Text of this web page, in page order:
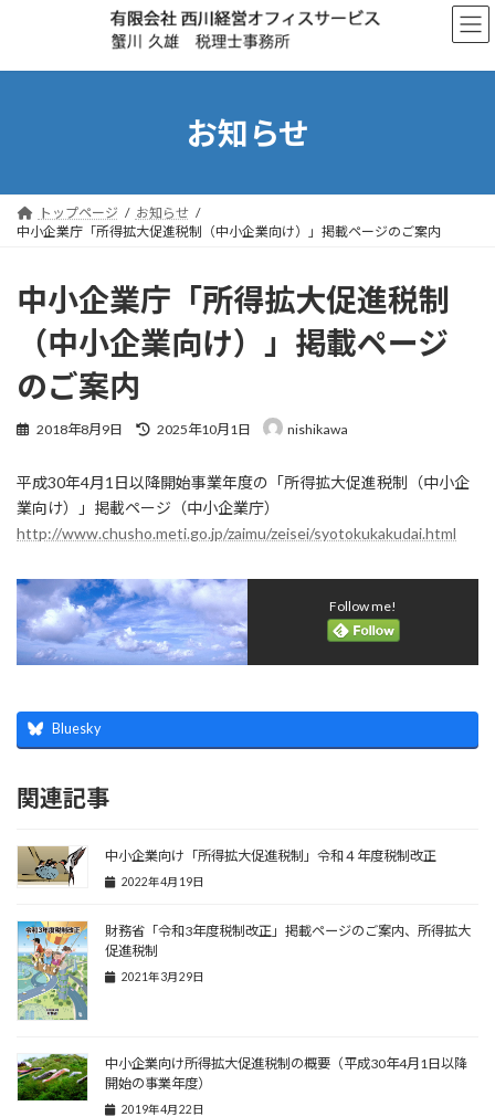
ン
ー
お知らせ
トップページ
お知らせ
中小企業庁「所得拡大促進税制（中小企業向け）」掲載ページのご案内
中小企業庁「所得拡大促進税制
（中小企業向け）」掲載ページ
のご案内
2018年8月9日
最
新
日
:
2025年10月1日 nishikawa
平成30年4月1日以降開始事業年度の「所得拡大促進税制（中小企
業向け）」掲載ページ（中小企業庁）
http://www.chusho.meti.go.jp/zaimu/zeisei/syotokukakudai.html
Follow me!
Bluesky
関連記事
中小企業向け「所得拡大促進税制」令和４年度税制改正
2022年4月19日
財務省「令和3年度税制改正」掲載ページのご案内、所得拡大
促進税制
2021年3月29日
中小企業向け所得拡大促進税制の概要（平成30年4月1日以降
開始の事業年度）
2019年4月22日